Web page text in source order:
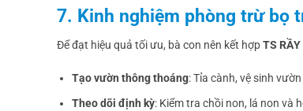
7. Kinh nghiệm phòng trừ bọ
Để đạt hiệu quả tối ưu, bà con nên kết hợpTS
Tạo vườn thông thoáng: Tỉa cành, vệ sinh
Theo dõi định kỳ: Kiểm tra chồi non, lá non và